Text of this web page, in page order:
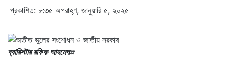
প্রকাশিত: ৮:৩৫ অপরাহ্ণ, জানুয়ারি ৫, ২০২৫
ব্যারিস্টার রফিক আহমেদঃঃ